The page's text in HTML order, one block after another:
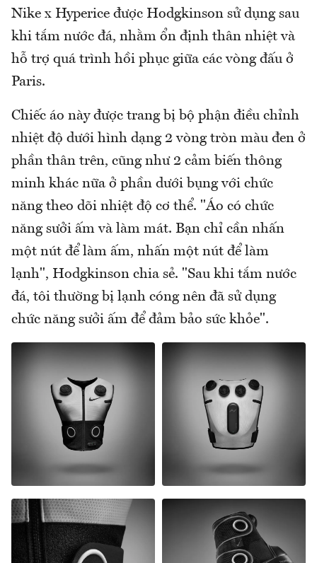
Nike x Hyperice được Hodgkinson sử dụng sau
khi tắm nước đá, nhằm ổn định thân nhiệt và
hỗ trợ quá trình hồi phục giữa các vòng đấu ở
Paris.
Chiếc áo này được trang bị bộ phận điều chỉnh
nhiệt độ dưới hình dạng 2 vòng tròn màu đen ở
phần thân trên, cũng như 2 cảm biến thông
minh khác nữa ở phần dưới bụng với chức
năng theo dõi nhiệt độ cơ thể. "Áo có chức
năng sưởi ấm và làm mát. Bạn chỉ cần nhấn
một nút để làm ấm, nhấn một nút để làm
lạnh", Hodgkinson chia sẻ. "Sau khi tắm nước
đá, tôi thường bị lạnh cóng nên đã sử dụng
chức năng sưởi ấm để đảm bảo sức khỏe".